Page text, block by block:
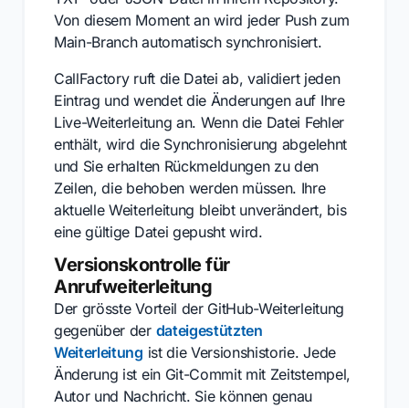
Von diesem Moment an wird jeder Push zum
Main-Branch automatisch synchronisiert.
CallFactory ruft die Datei ab, validiert jeden
Eintrag und wendet die Änderungen auf Ihre
Live-Weiterleitung an. Wenn die Datei Fehler
enthält, wird die Synchronisierung abgelehnt
und Sie erhalten Rückmeldungen zu den
Zeilen, die behoben werden müssen. Ihre
aktuelle Weiterleitung bleibt unverändert, bis
eine gültige Datei gepusht wird.
Versionskontrolle für
Anrufweiterleitung
Der grösste Vorteil der GitHub-Weiterleitung
gegenüber der dateigestützten
Weiterleitung ist die Versionshistorie. Jede
Änderung ist ein Git-Commit mit Zeitstempel,
Autor und Nachricht. Sie können genau